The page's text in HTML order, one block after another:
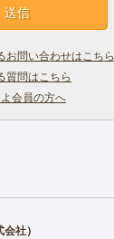
お問い合わせはこちら
質問はこちら
会員の方へ
会社）